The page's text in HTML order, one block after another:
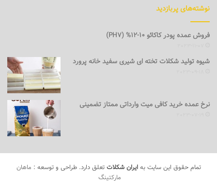
نوشته‌های پربازدید
فروش عمده پودر کاکائو 10-12% (PH7)
شیوه تولید شکلات تخته ای شیری سفید خانه پرورد
نرخ عمده خرید کافی میت وارداتی ممتاز تضمینی
تمام حقوق این سایت بهایران شکلات تعلق دارد. طراحی و توسعه : ماهان
مارکتینگ